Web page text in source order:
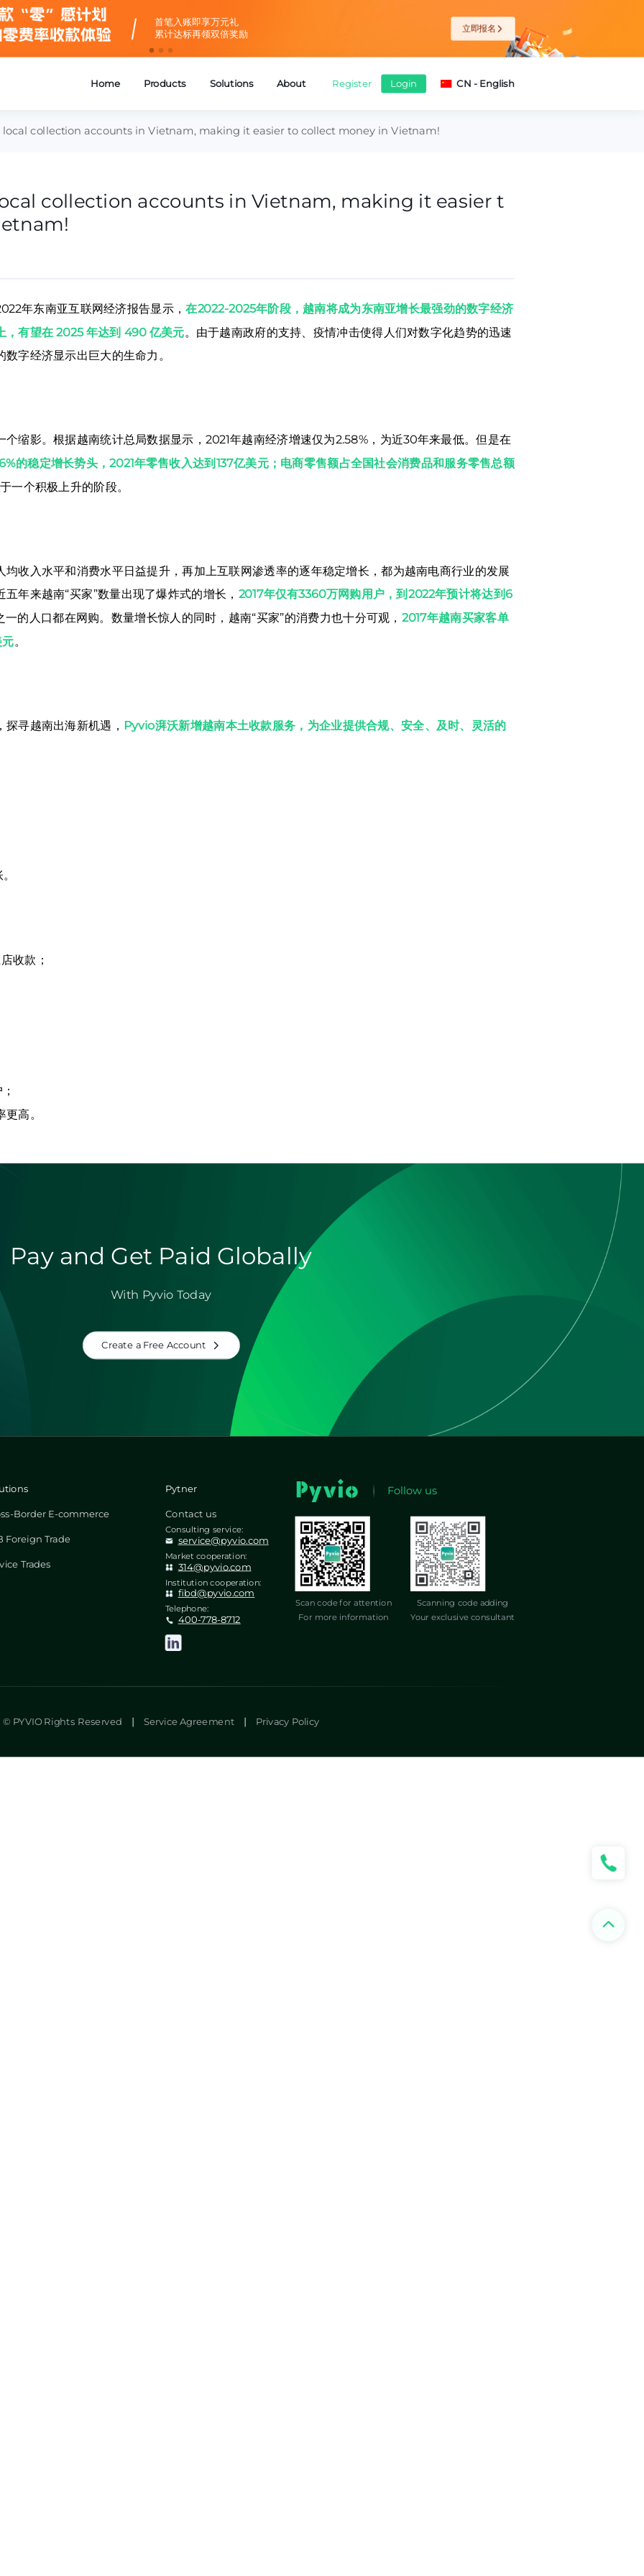
首笔入账即享万元礼
累计达标再领双倍奖励 立即报名
collection accounts in Vietnam, making it easier to collect money in Vietnam!
collection accounts in Vietnam, making it easier t
年东南亚互联网经济报告显示，在2022-2025年阶段，越南将成为东南亚增长最强劲的数字经济
，有望在 2025 年达到 490 亿美元。由于越南政府的支持、疫情冲击使得人们对数字化趋势的迅速
字经济显示出巨大的生命力。
缩影。根据越南统计总局数据显示，2021年越南经济增速仅为2.58%，为近30年来最低。但是在
的稳定增长势头，2021年零售收入达到137亿美元；电商零售额占全国社会消费品和服务零售总额
一个积极上升的阶段。
收入水平和消费水平日益提升，再加上互联网渗透率的逐年稳定增长，都为越南电商行业的发展
年来越南“买家”数量出现了爆炸式的增长， 2017年仅有3360万网购用户，到2022年预计将达到6
的人口都在网购。数量增长惊人的同时，越南“买家”的消费力也十分可观， 2017年越南买家客单
。
寻越南出海新机遇， Pyvio湃沃新增越南本土收款服务，为企业提供合规、安全、及时、灵活的
收款；
高。
Pay and Get Paid Globally
With Pyvio Today
Create a Free Account
Border E-commerce
Foreign Trade
Trades
Pytner
Contact us
Consulting service:
service@pyvio.com
Market cooperation:
314@pyvio.com
Institution cooperation:
fibd@pyvio.com
Telephone:
400-778-8712
Follow us
Scan code for attention
For more information
Scanning code adding
Your exclusive consultant
© PYVIO Rights Reserved | Service Agreement | Privacy Policy